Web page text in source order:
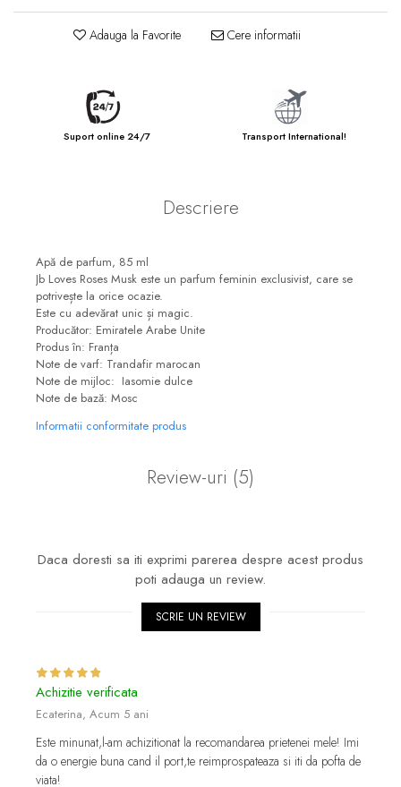
Adauga la Favorite Cere informatii
Suport online 24/7 Transport International!
Descriere
Apă de parfum, 85 ml
Jb Loves Roses Musk este un parfum feminin exclusivist, care se
potrivește la orice ocazie.
Este cu adevărat unic și magic.
Producător: Emiratele Arabe Unite
Produs în: Franța
Note de varf: Trandafir marocan
Note de mijloc: Iasomie dulce
Note de bază: Mosc
Informatii conformitate produs
Review-uri (5)
Daca doresti sa iti exprimi parerea despre acest produs
poti adauga un review.
SCRIE UN REVIEW
Achizitie verificata
Ecaterina, Acum 5 ani
Este minunat,l-am achizitionat la recomandarea prietenei mele! Imi
da o energie buna cand il port,te reimprospateaza si iti da pofta de
viata!